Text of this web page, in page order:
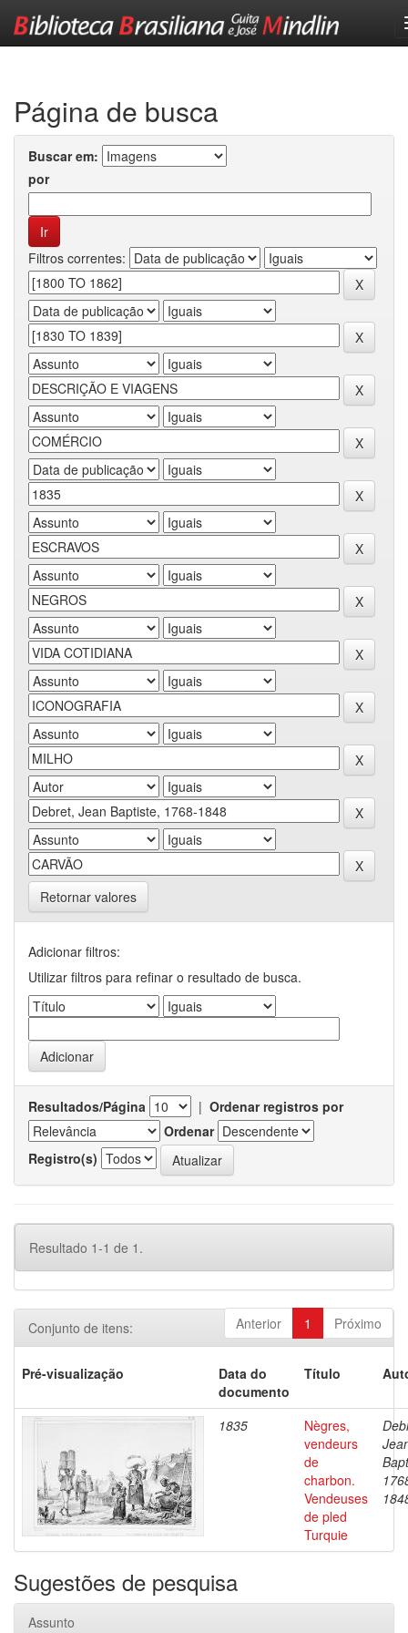
Página de busca
Buscar em:
por
Filtros correntes:
Retornar valores
Adicionar filtros:
Utilizar filtros para refinar o resultado de busca.
Resultados/Página | Ordenar registros por
Ordenar
Registro(s)
Resultado 1-1 de 1.
Anterior 1 Próximo
Conjunto de itens:
Pré-visualização
Data do
documento
Título
1835
Nègres,
vendeurs
de
charbon.
Vendeuses
de pled
Turquie
Sugestões de pesquisa
Assunto